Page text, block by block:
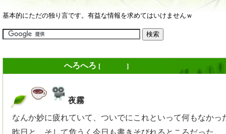
基本的にただの独り言です。有益な情報を求めてはいけませんｗ
へろへろ [ ]
夜霧
なんか妙に疲れていて、ついでにこれといって何もなかっ
昨日と、そして危うく今日も書きそびれるところだった。